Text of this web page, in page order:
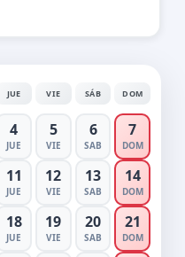
JUE VIE SÁB DOM
4
JUE
5
VIE
6
SAB
7
DOM
11
JUE
12
VIE
13
SAB
14
DOM
18
JUE
19
VIE
20
SAB
21
DOM